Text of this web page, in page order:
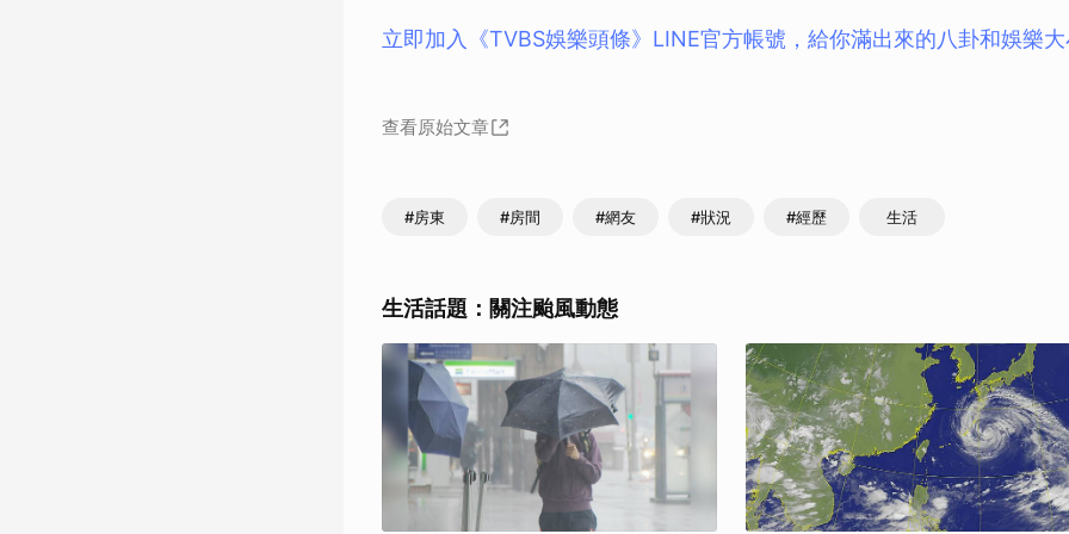
立即加入《TVBS娛樂頭條》LINE官方帳號，給你滿出來的八卦和娛樂
查看原始文章
#房東 #房間 #網友 #狀況 #經歷 生活
生活話題：關注颱風動態